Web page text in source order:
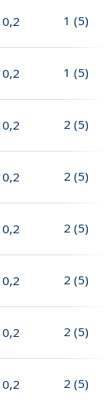
0,2 1 (5)
0,2 1 (5)
0,2 2 (5)
0,2 2 (5)
0,2 2 (5)
0,2 2 (5)
0,2 2 (5)
0,2 2 (5)